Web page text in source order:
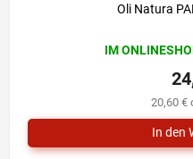
Oli Natura
IM
20,60 €